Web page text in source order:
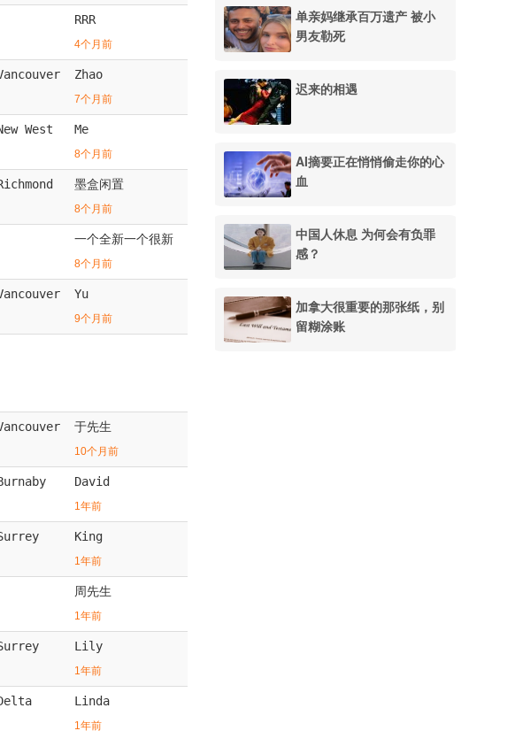
RRR
4个月前
Zhao
7个月前
West Me
8个月前
墨盒闲置
8个月前
一个全新一个很新
8个月前
Yu
9个月前
于先生
10个月前
David
1年前
King
1年前
周先生
1年前
Lily
1年前
Linda
1年前
单亲妈继承百万遗产 被小
男友勒死
迟来的相遇
AI摘要正在悄悄偷走你的心
血
中国人休息 为何会有负罪
感？
加拿大很重要的那张纸，别
留糊涂账